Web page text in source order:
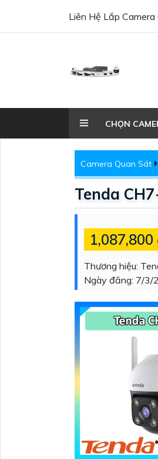
Liên Hệ Lắp Camera
CHỌN
Camera Quan Sát
Tenda
1,087,800
Thương hiệu:
Ngày đăng: 7/3/